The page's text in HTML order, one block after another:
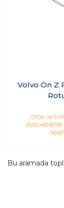
Volvo Ön Z
STOK ve
0533 481 87 87
00 87
Bu aramada